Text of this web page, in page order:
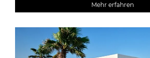
Mehr erfahren